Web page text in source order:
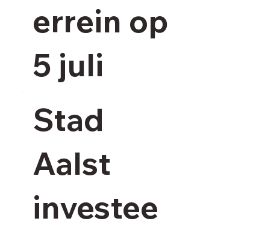
errein op
5 juli
Stad
Aalst
investee